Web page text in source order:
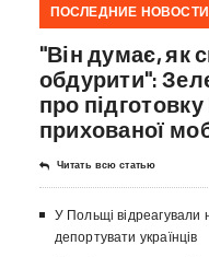
ПОСЛЕДНИЕ НОВОСТИ
"Він думає, як
обдурити":
про
прихованої
Читать всю статью
У Польщі відреагували
депортувати українців